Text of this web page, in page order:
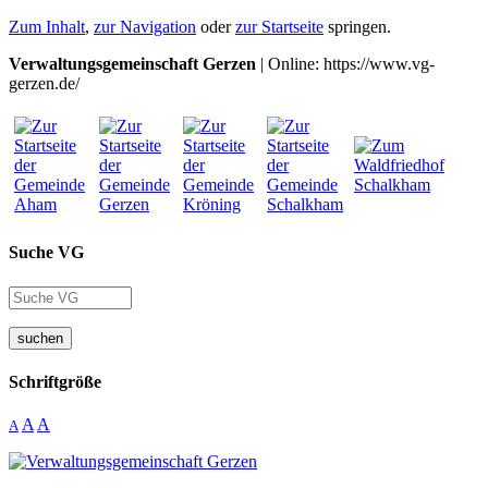
Zum Inhalt, zur Navigation oderzur Startseite springen.
Verwaltungsgemeinschaft Gerzen | Online: https://www.vg-
gerzen.de/
Suche VG
suchen
Schriftgröße
A A A